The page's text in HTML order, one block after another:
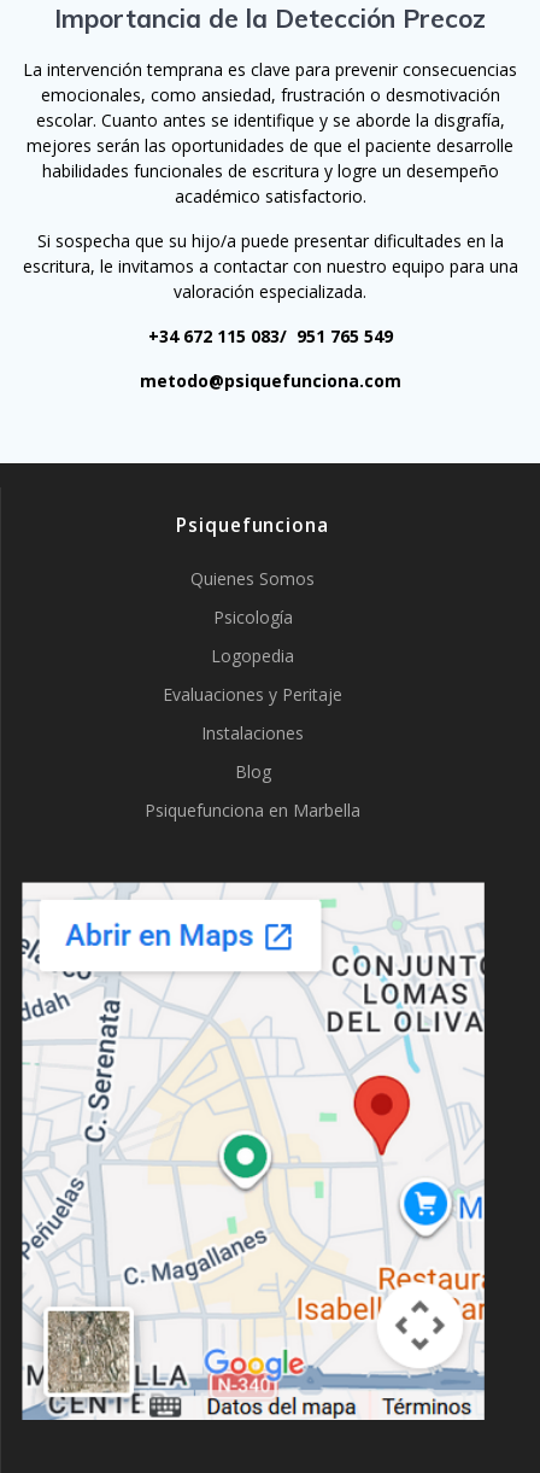
Importancia de la Detección Precoz
La intervención temprana es clave para prevenir consecuencias
emocionales, como ansiedad, frustración o desmotivación
escolar. Cuanto antes se identifique y se aborde la disgrafía,
mejores serán las oportunidades de que el paciente desarrolle
habilidades funcionales de escritura y logre un desempeño
académico satisfactorio.
Si sospecha que su hijo/a puede presentar dificultades en la
escritura, le invitamos a contactar con nuestro equipo para una
valoración especializada.
+34 672 115 083/ 951 765 549
metodo@psiquefunciona.com
Psiquefunciona
Quienes Somos
Psicología
Logopedia
Evaluaciones y Peritaje
Instalaciones
Blog
Psiquefunciona en Marbella